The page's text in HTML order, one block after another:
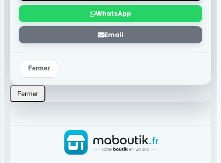
WhatsApp
Email
Fermer
Fermer